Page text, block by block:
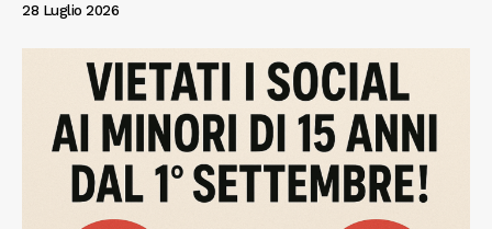
28 Luglio 2026